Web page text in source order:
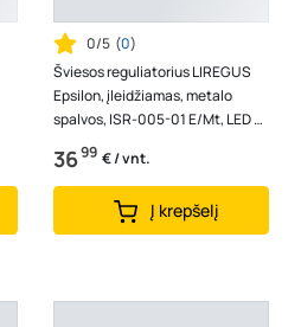
0/5 (0)
Šviesos reguliatorius LIREGUS
Epsilon, įleidžiamas, metalo
spalvos, ISR-005-01 E/Mt, LED 3-
100W, 10-250W / b/r
3699 € / vnt.
Į krepšelį